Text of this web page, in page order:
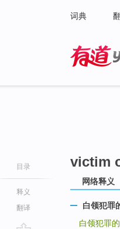
词典
目录
释义
翻译
victim
网络释义
白领犯罪
白领犯罪